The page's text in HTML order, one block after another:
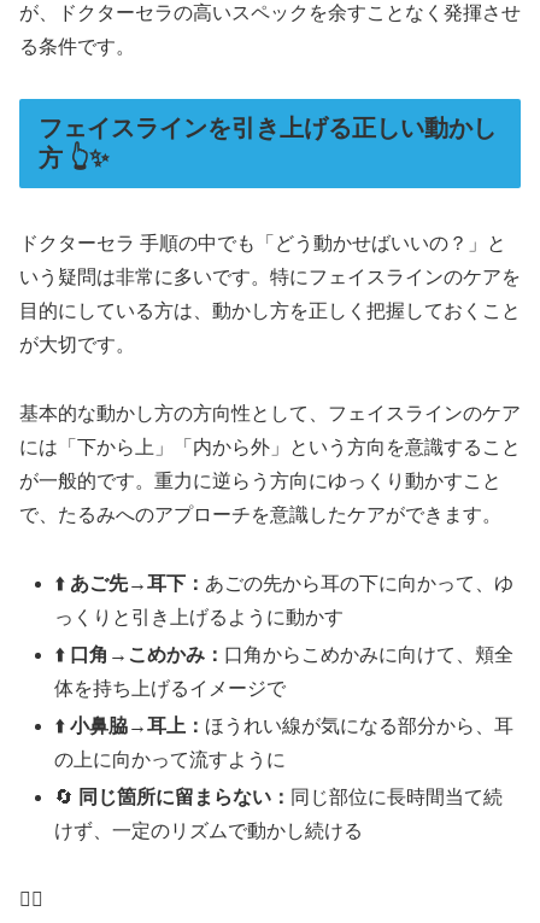
が、ドクターセラの高いスペックを余すことなく発揮させ
る条件です。
フェイスラインを引き上げる正しい動かし
方 👆✨
ドクターセラ 手順の中でも「どう動かせばいいの？」と
いう疑問は非常に多いです。特にフェイスラインのケアを
目的にしている方は、動かし方を正しく把握しておくこと
が大切です。
基本的な動かし方の方向性として、フェイスラインのケア
には「下から上」「内から外」という方向を意識すること
が一般的です。重力に逆らう方向にゆっくり動かすこと
で、たるみへのアプローチを意識したケアができます。
⬆️ あご先→耳下： あごの先から耳の下に向かって、ゆ
っくりと引き上げるように動かす
⬆️ 口角→こめかみ： 口角からこめかみに向けて、頬全
体を持ち上げるイメージで
⬆️小鼻脇→耳上： ほうれい線が気になる部分から、耳
の上に向かって流すように
🔄 同じ箇所に留まらない： 同じ部位に長時間当て続
けず、一定のリズムで動かし続ける
💆‍♀️